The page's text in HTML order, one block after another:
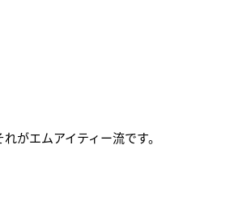
がエムアイティー流です。